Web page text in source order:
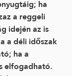
ha
a reggeli
idején az is
a déli időszak
ha a
elfogadható.